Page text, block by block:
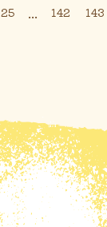
142 143